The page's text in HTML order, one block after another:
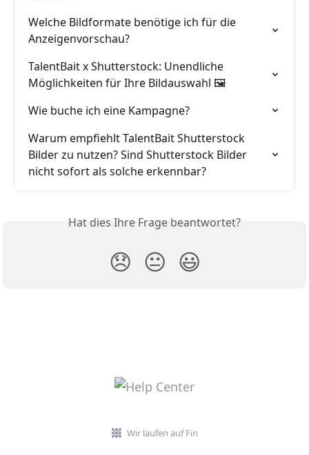
Welche Bildformate benötige ich für die
Anzeigenvorschau?
TalentBait x Shutterstock: Unendliche
Möglichkeiten für Ihre Bildauswahl 🖼
Wie buche ich eine Kampagne?
Warum empfiehlt TalentBait Shutterstock
Bilder zu nutzen? Sind Shutterstock Bilder
nicht sofort als solche erkennbar?
Hat dies Ihre Frage beantwortet?
😞 😐 😃
Wir laufen auf Fin